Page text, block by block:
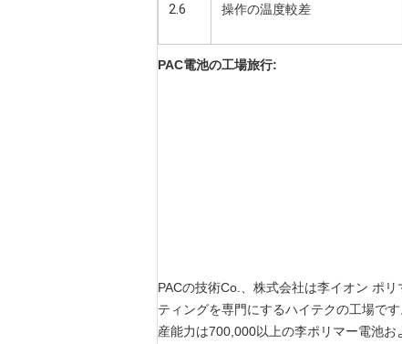
2.6 操作の温度較差
PAC電池の工場旅行:
PACの技術Co.、株式会社は李イオン ポ
ティングを専門にするハイテクの工場で
産能力は700,000以上の李ポリマー電池お